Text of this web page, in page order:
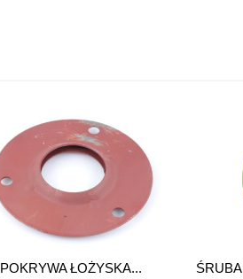
POKRYWA ŁOŻYSKA...